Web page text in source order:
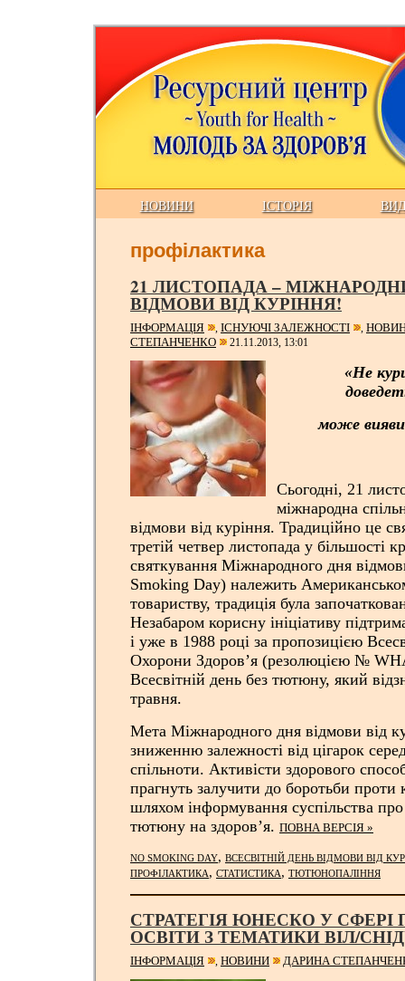
НОВИНИ ІСТОРІЯ
профілактика
21 ЛИСТОПАДА –
ВІДМОВИ ВІД КУРІННЯ!
ІНФОРМАЦІЯ , ІСНУЮЧІ ЗАЛЕЖНОСТІ ,
СТЕПАНЧЕНКО
21.11.2013, 13:01
«Не
може
Сьогодні, 21
міжнародна
відмови від куріння. Традиційно це
третій четвер листопада у більшості
святкування Міжнародного дня
Smoking Day) належить
товариству, традиція була
Незабаром корисну ініціативу
і уже в 1988 році за пропозицією
Охорони Здоров’я (резолюцією №
Всесвітній день без тютюну, який
травня.
Мета Міжнародного дня відмови від
зниженню залежності від цігарок
спільноти. Активісти здорового
прагнуть залучити до боротьби проти
шляхом інформування суспільства
тютюну на здоров’я. ПОВНА ВЕРСІЯ »
NO SMOKING DAY, ВСЕСВІТНІЙ ДЕНЬ ВІДМОВИ ВІД
ПРОФІЛАКТИКА, СТАТИСТИКА, ТЮТЮНОПАЛІННЯ
СТРАТЕГІЯ ЮНЕСКО У СФЕРІ
ОСВІТИ З ТЕМАТИКИ ВІЛ/
ІНФОРМАЦІЯ , НОВИНИ ДАРИНА